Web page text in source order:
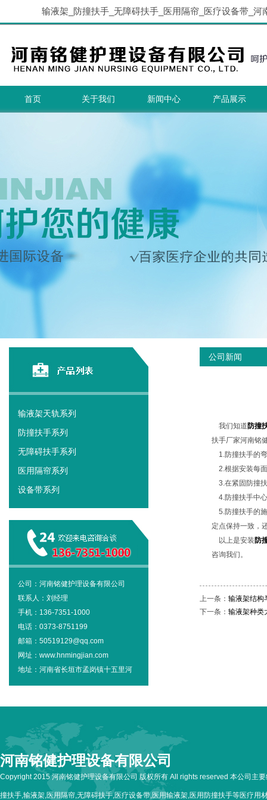
输液架_防撞扶手_无障碍扶手_医用隔帘_医疗设备带_河
首页 关于我们 新闻中心 产品展示
输液架天轨系列
防撞扶手系列
无障碍扶手系列
医用隔帘系列
设备带系列
公司：河南铭健护理设备有限公司
联系人：刘经理
手机：136-7351-1000
电话：0373-8751199
邮箱：50519129@qq.com
网址：www.hnmingjian.com
地址：河南省长垣市孟岗镇十五里河
公司新闻
我们知道 防撞
扶手厂家河南铭
1.防撞扶手的
2.根据安装每
3.在紧固防撞
4.防撞扶手中
5.防撞扶手的
定点保持一致，
以上是安装 防
咨询我们。
上一条： 输液架结构
下一条： 输液架种类
河南铭健护理设备有限公司
Copyright 2015 河南铭健护理设备有限公司 版权所有 All rights reserved 本公司主
撞扶手,输液架,医用隔帘,无障碍扶手,医疗设备带,医用输液架,医用防撞扶手等医疗用